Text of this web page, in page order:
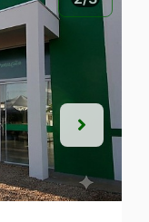
Próxima